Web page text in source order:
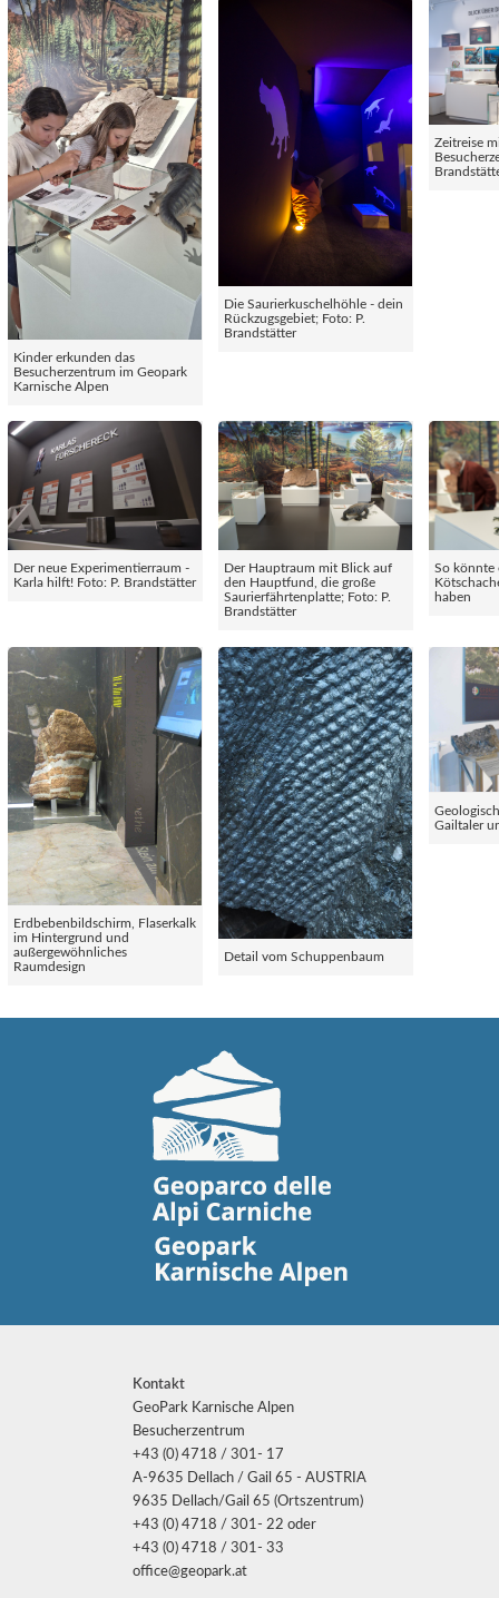
Kinder erkunden das
Besucherzentrum im Geopark
Karnische Alpen
Die Saurierkuschelhöhle - dein
Rückzugsgebiet; Foto: P.
Brandstätter
Zeitreise
Der neue Experimentierraum -
Karla hilft! Foto: P. Brandstätter
Der Hauptraum mit Blick auf
den Hauptfund, die große
Saurierfährtenplatte; Foto: P.
Brandstätter
So könnte
haben
Erdbebenbildschirm, Flaserkalk
im Hintergrund und
außergewöhnliches
Raumdesign
Detail vom Schuppenbaum
Gailtaler
Kontakt
GeoPark Karnische Alpen
Besucherzentrum
+43 (0) 4718 / 301- 17
A-9635 Dellach / Gail 65 - AUSTRIA
9635 Dellach/Gail 65 (Ortszentrum)
+43 (0) 4718 / 301- 22 oder
+43 (0) 4718 / 301- 33
office@geopark.at